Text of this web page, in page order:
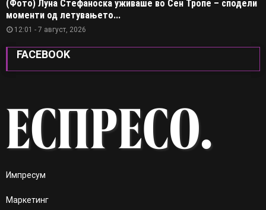
(Фото) Луна Стефаноска уживаше во Сен Тропе – сподели
моменти од летувањето...
12:01 - 7 август, 2026
FACEBOOK
Импресум
Маркетинг